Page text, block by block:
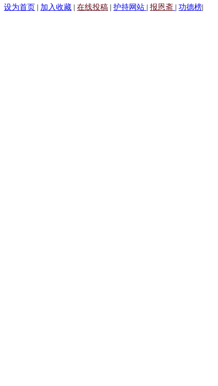
设为首页 | 加入收藏 | 在线投稿 | 护持网站 | 报恩斋 | 功德榜|